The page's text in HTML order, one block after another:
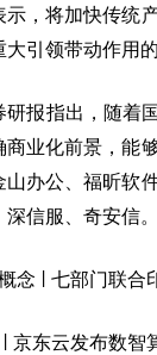
示，将加快传统
大引领带动作用
研报指出，随着
商业化前景，能
山办公、福昕软
信服、奇安信。
念 | 七部门联合
京东云发布数智